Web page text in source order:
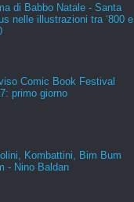
di Babbo Natale - Santa
nelle illustrazioni tra ‘800 e
Comic Book Festival
primo giorno
Kombattini, Bim Bum
- Nino Baldan